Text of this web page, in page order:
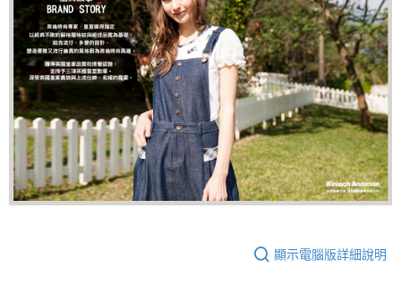
顯示電腦版詳細說明